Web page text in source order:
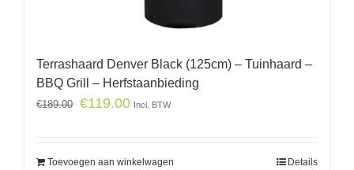
Terrashaard Denver Black (125cm) – Tuinhaard –
BBQ Grill – Herfstaanbieding
€189.00 €119.00 Incl. BTW
Toevoegen aan winkelwagen Details